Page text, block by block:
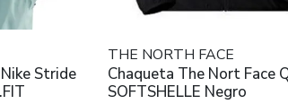
THE NORTH FACE
Chaqueta The Nort Face QUEST
SOFTSHELLE Negro